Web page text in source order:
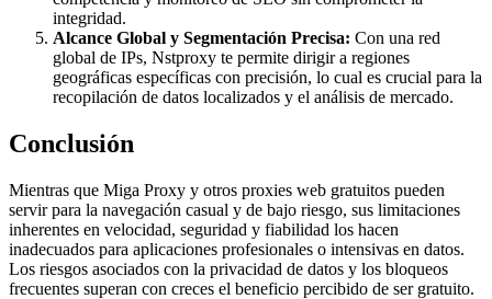
integridad.
Alcance Global y Segmentación Precisa: Con una red
global de IPs, Nstproxy te permite dirigir a regiones
geográficas específicas con precisión, lo cual es crucial para la
recopilación de datos localizados y el análisis de mercado.
Conclusión
Mientras que Miga Proxy y otros proxies web gratuitos pueden
servir para la navegación casual y de bajo riesgo, sus limitaciones
inherentes en velocidad, seguridad y fiabilidad los hacen
inadecuados para aplicaciones profesionales o intensivas en datos.
Los riesgos asociados con la privacidad de datos y los bloqueos
frecuentes superan con creces el beneficio percibido de ser gratuito.